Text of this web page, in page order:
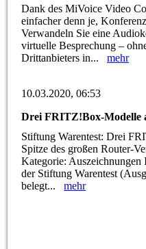
Dank des MiVoice Video
einfacher denn je,
Verwandeln Sie eine
virtuelle Besprechung –
Drittanbieters in...mehr
10.03.2020, 06:53
Drei FRITZ!Box-Modelle
Stiftung Warentest: Drei
Spitze des großen Router-
Kategorie: Auszeichnungen
der Stiftung Warentest
belegt...mehr